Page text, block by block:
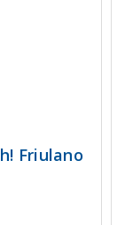
Friulano